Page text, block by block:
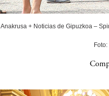
Anakrusa + Noticias de Gipuzkoa –